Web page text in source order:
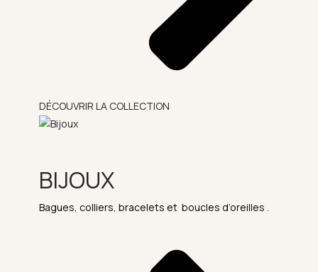
DÉCOUVRIR LA COLLECTION
BIJOUX
Bagues, colliers, bracelets et boucles d’oreilles .